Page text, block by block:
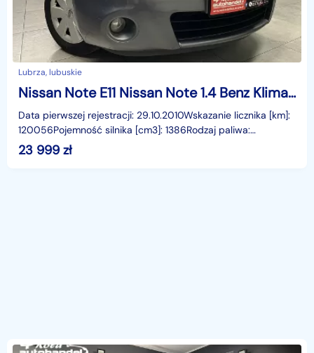
Lubrza, lubuskie
Nissan Note E11 Nissan Note 1.4 Benz Klima ESP Rej PL Gwarancja
Data pierwszej rejestracji: 29.10.2010Wskazanie licznika [km]:
120056Pojemność silnika [cm3]: 1386Rodzaj paliwa:
BenzynaMoc [KM]: 65Liczba poprzednich właścicie
23 999 zł